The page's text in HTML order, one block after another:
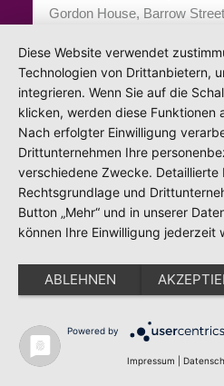
Gordon House, Barrow
Zur Nutzung der Funktionen
es notwendig, Ihre IP-
Informationen werden in der
von Google in den USA
gespeichert. Der Anbieter
Einfluss auf diese
Maps aktiviert ist, kann
einheitlichen Darstellung der
Web Fonts verwenden. Beim
ihren Browsercache, um
korrekt anzuzeigen.
Die Nutzung von Google
einer ansprechenden
Diese Website verwendet
Technologien von Drittanbietern,
integrieren. Wenn Sie auf die
klicken, werden diese Funktionen
Nach erfolgter Einwilligung
Drittunternehmen Ihre
verschiedene Zwecke.
Rechtsgrundlage und
Button „Mehr“ und in unserer
können Ihre Einwilligung jederzeit
ABLEHNEN
Powered by
Impressum